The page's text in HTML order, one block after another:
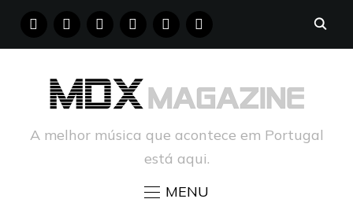
FACEBOOKINSTAGRAM
YOUTUBE PINTERESTTUMBLR
A melhor música que acontece em Portugal
está aqui.
MENU